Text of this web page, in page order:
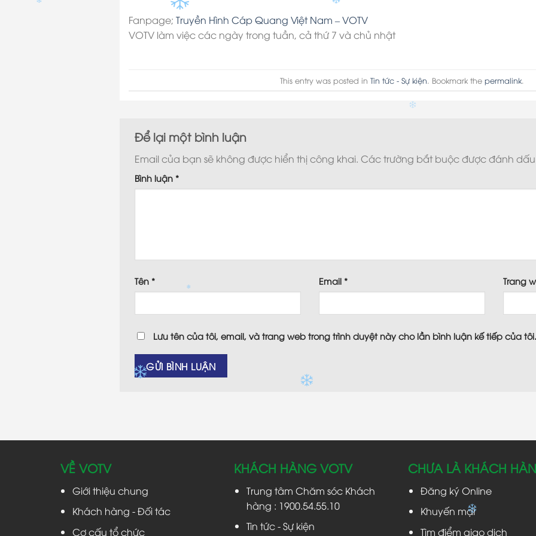
Fanpage; Truyền Hình Cáp Quang Việt Nam – VOTV
VOTV làm việc các ngày trong tuần, cả thứ 7 và chủ nhật
This entry was posted in Tin tức - Sự kiện . Bookmark the permalink
Để lại một bình luận
Email của bạn sẽ không được hiển thị công khai. Các trường bắt buộc được đánh
Bình luận *
Tên * Email * Trang
Lưu tên của tôi, email, và trang web trong trình duyệt này cho lần bình luận kế tiếp của tôi.
VỀ VOTV
Giới thiệu chung
Khách hàng - Đối tác
Cơ cấu tổ chức
KHÁCH HÀNG VOTV
Trung tâm Chăm sóc Khách
hàng : 1900.54.55.10
Tin tức - Sự kiện
CHƯA LÀ KHÁCH
Đăng ký Online
Khuyến mại
Tìm điểm giao dịch